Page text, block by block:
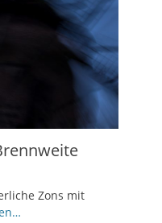
Zons mit